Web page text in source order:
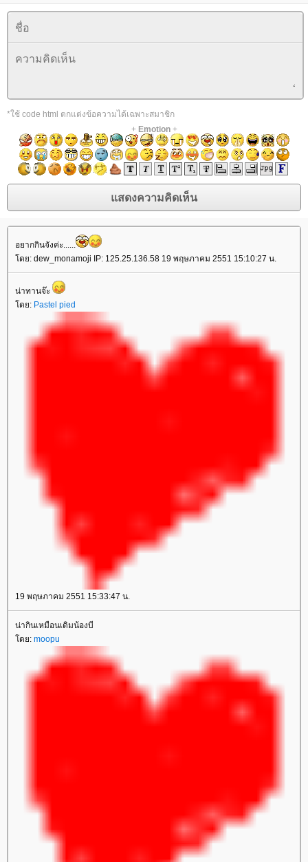
*ใช้ code html ตกแต่งข้อความได้เฉพาะสมาชิก
+ Emotion+
อยากกินจังค่ะ......
ดย: dew_monamoji IP: 125.25.136.58 19 พฤษภาคม 2551 15:10:27 น.
น่าทานจ๊ะ
ดย: Pastel pied
19 พฤษภาคม 2551 15:33:47 น.
น่ากินเหมือนเดิมน้องบี
ดย: moopu